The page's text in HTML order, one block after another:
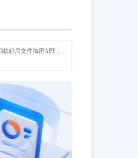
好用文件加密APP，